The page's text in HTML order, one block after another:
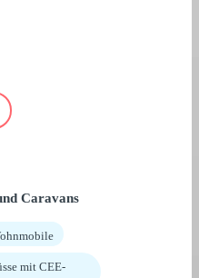
Caravans
mit CEE-